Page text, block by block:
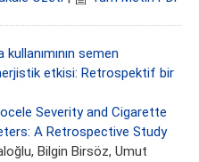
semen
etkisi: Retrospektif bir
Severity and Cigarette
A Retrospective Study
Bilgin Birsöz, Umut